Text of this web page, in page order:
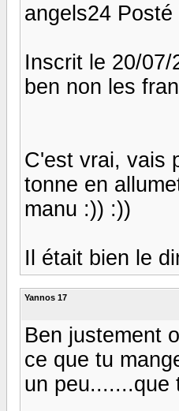
angels24
Inscrit le 20/07/
ben non les
C'est vrai, vais
tonne en
manu :)) :))
Il était bien le
Yannos 17
Ben justement
ce que tu
un peu.......que